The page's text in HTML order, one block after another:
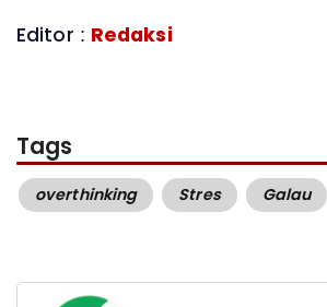
Editor : Redaksi
Tags
overthinking Stres Galau